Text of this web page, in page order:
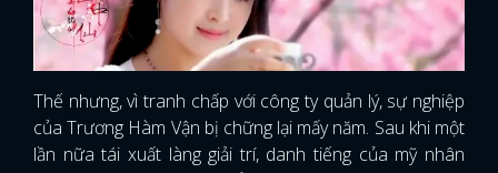
Thế nhưng, vì tranh chấp với công ty quản lý, sự nghiệp
của Trương Hàm Vận bị chững lại mấy năm. Sau khi một
lần nữa tái xuất làng giải trí, danh tiếng của mỹ nhân